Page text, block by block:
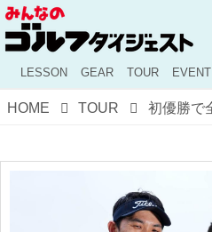
LESSON GEAR TOUR EVENT
HOME TOUR